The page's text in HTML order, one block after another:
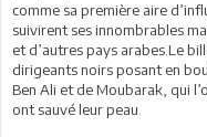
comme sa première aire
suivirent ses innombrables
et d’autres pays arabes.Le
dirigeants noirs posant en
Ben Ali et de Moubarak, qui
ont sauvé leur peau.